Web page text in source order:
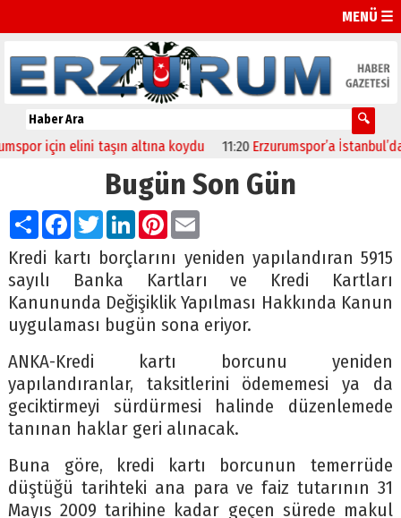
MENÜ ☰
için elini taşın altına koydu 11:20 Erzurumspor’a İstanbul’da
Bugün Son Gün
PaylaşFacebook
TwitterLinkedIn
Pinterest
Email
Kredi kartı borçlarını yeniden yapılandıran 5915
sayılı Banka Kartları ve Kredi Kartları
Kanununda Değişiklik Yapılması Hakkında Kanun
uygulaması bugün sona eriyor.
ANKA-Kredi kartı borcunu yeniden
yapılandıranlar, taksitlerini ödememesi ya da
geciktirmeyi sürdürmesi halinde düzenlemede
tanınan haklar geri alınacak.
Buna göre, kredi kartı borcunun temerrüde
düştüğü tarihteki ana para ve faiz tutarının 31
Mayıs 2009 tarihine kadar geçen sürede makul